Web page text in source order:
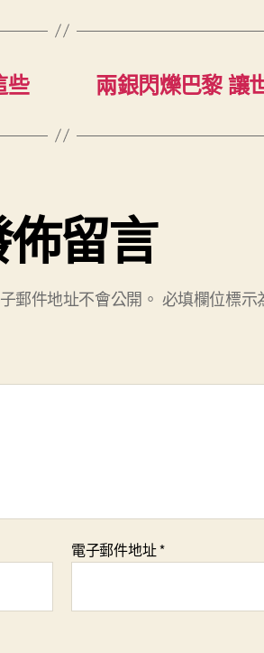
理
數
下
至
些 兩銀閃爍巴黎 讓
留言
郵件地址不會公開。 必填欄位標示
電子郵件地址*